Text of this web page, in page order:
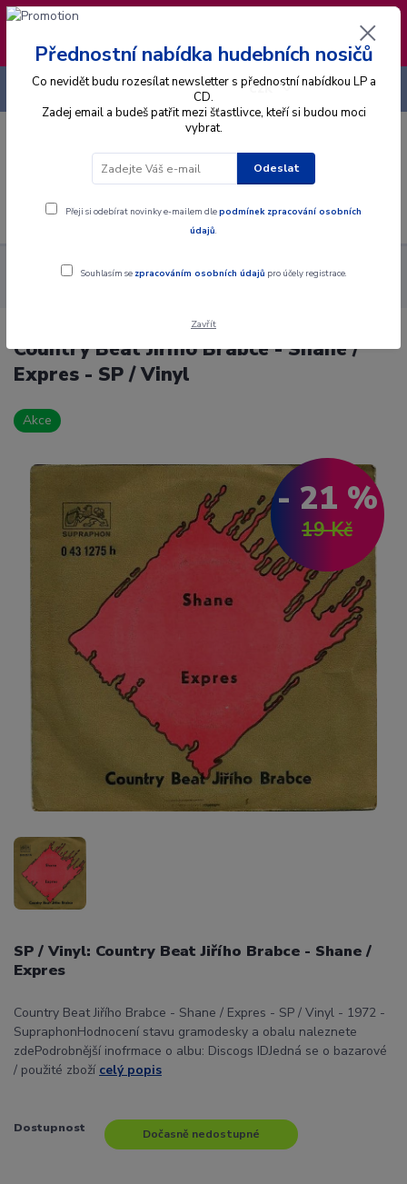
❣️ Od 4.8. do 13.8. čerpám dovolenou. Datum
expedice objednávek se posouvá na pátek
14.8.2026 🐋
Menu
CZK
+420 725 736 293
Alba Gramodesky
Country Beat Jiřího Brabce - Shane /
Country Beat Jiřího Brabce - Shane /
Expres - SP / Vinyl
Akce
19 Kč
- 21 %
SP / Vinyl: Country Beat Jiřího Brabce - Shane /
Expres
Country Beat Jiřího Brabce - Shane / Expres - SP / Vinyl - 1972 -
SupraphonHodnocení stavu gramodesky a obalu naleznete
zdePodrobnější inofrmace o albu: Discogs IDJedná se o bazarové
/ použité zboží celý popis
Dostupnost Dočasně nedostupné
Přednostní nabídka hudebních nosičů
Co nevidět budu rozesílat newsletter s přednostní nabídkou LP a
CD.
Zadej email a budeš patřit mezi šťastlivce, kteří si budou moci
vybrat.
Odeslat
Přeji si odebírat novinky e-mailem dlepodmínek zpracování osobních
údajů.
Souhlasím se zpracováním osobních údajů pro účely registrace.
Zavřít